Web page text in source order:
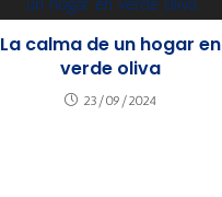
La calma de un hogar en
verde oliva
23/09/2024